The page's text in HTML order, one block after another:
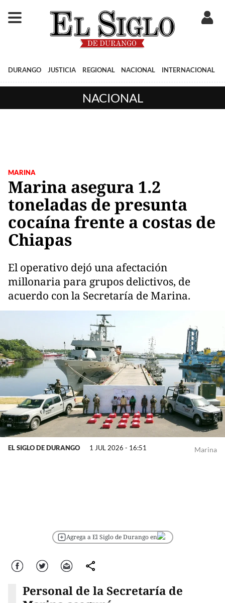
DURANGO JUSTICIA REGIONAL NACIONAL INTERNACIONAL
NACIONAL
MARINA
Marina asegura 1.2
toneladas de presunta
cocaína frente a costas de
Chiapas
El operativo dejó una afectación
millonaria para grupos delictivos, de
acuerdo con la Secretaría de Marina.
Marina
EL SIGLO DE DURANGO 1 JUL 2026 - 16:51
Agrega a El Siglo de Durango en
Facebook Twitter Correo comparte
Personal de la Secretaría de